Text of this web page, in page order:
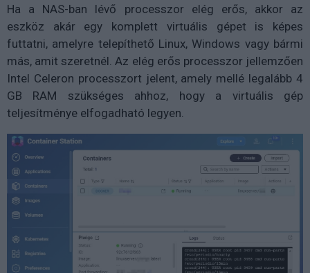
Ha a NAS-ban lévő processzor elég erős, akkor az
eszköz akár egy komplett virtuális gépet is képes
futtatni, amelyre telepíthető Linux, Windows vagy bármi
más, amit szeretnél. Az elég erős processzor jellemzően
Intel Celeron processzort jelent, amely mellé legalább 4
GB RAM szükséges ahhoz, hogy a virtuális gép
teljesítménye elfogadható legyen.